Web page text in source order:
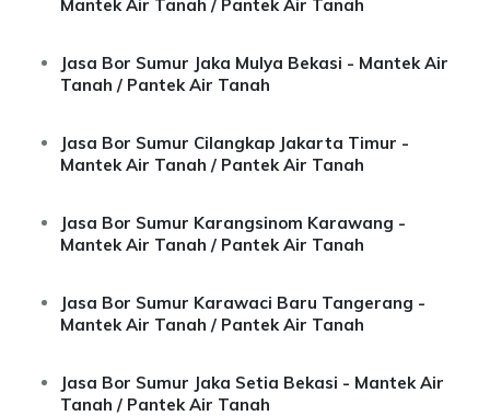
Mantek Air Tanah / Pantek Air Tanah
Jasa Bor Sumur Jaka Mulya Bekasi - Mantek Air
Tanah / Pantek Air Tanah
Jasa Bor Sumur Cilangkap Jakarta Timur -
Mantek Air Tanah / Pantek Air Tanah
Jasa Bor Sumur Karangsinom Karawang -
Mantek Air Tanah / Pantek Air Tanah
Jasa Bor Sumur Karawaci Baru Tangerang -
Mantek Air Tanah / Pantek Air Tanah
Jasa Bor Sumur Jaka Setia Bekasi - Mantek Air
Tanah / Pantek Air Tanah